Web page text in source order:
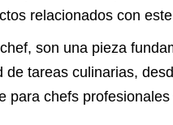
relacionados con
son una pieza
tareas culinarias,
para chefs